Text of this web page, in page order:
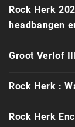
Rock Herk
headbangen
Groot Verlof
Rock Herk :
Rock Herk